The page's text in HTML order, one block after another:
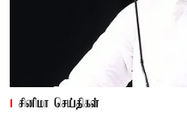
சினிமா செய்திகள்